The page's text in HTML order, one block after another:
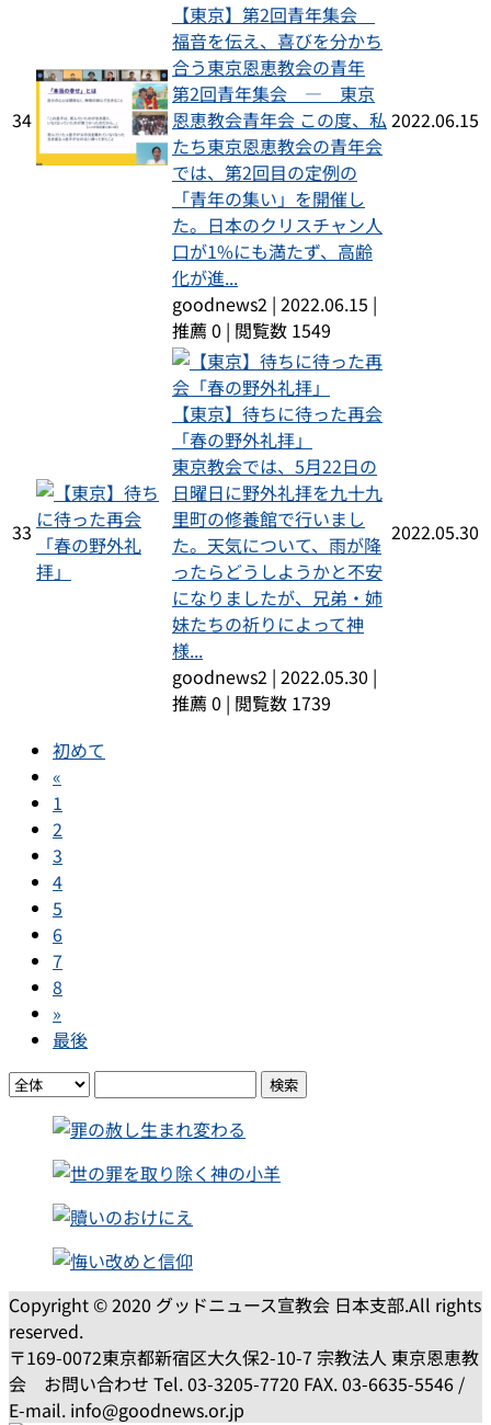
34
【東京】第2回青年集会
福音を伝え、喜びを分かち
合う東京恩恵教会の青年
第2回青年集会 ― 東京
恩恵教会青年会 この度、私
たち東京恩恵教会の青年会
では、第2回目の定例の
「青年の集い」を開催し
た。日本のクリスチャン人
口が1%にも満たず、高齢
化が進...
goodnews2 | 2022.06.15 |
推薦 0 | 閲覧数 1549
2022.06.15
33
【東京】待ちに待った再会
「春の野外礼拝」
東京教会では、5月22日の
日曜日に野外礼拝を九十九
里町の修養館で行いまし
た。天気について、雨が降
ったらどうしようかと不安
になりましたが、兄弟・姉
妹たちの祈りによって神
様...
goodnews2 | 2022.05.30 |
推薦 0 | 閲覧数 1739
2022.05.30
初めて
«
1
2
3
4
5
6
7
8
»
最後
検索
Copyright © 2020 グッドニュース宣教会 日本支部.All rights
reserved.
〒169-0072東京都新宿区大久保2-10-7 宗教法人 東京恩恵教
会 お問い合わせ Tel. 03-3205-7720 FAX. 03-6635-5546 /
E-mail. info@goodnews.or.jp